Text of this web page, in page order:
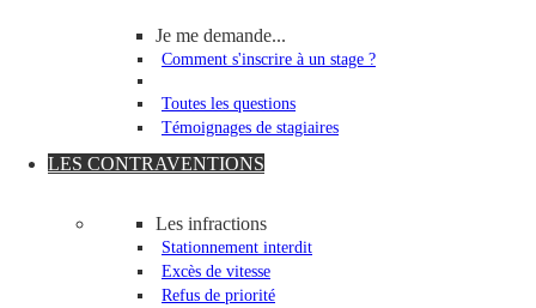
Je me demande...
Comment s'inscrire à un stage ?
Toutes les questions
Témoignages de stagiaires
LES CONTRAVENTIONS
Les infractions
Stationnement interdit
Excès de vitesse
Refus de priorité